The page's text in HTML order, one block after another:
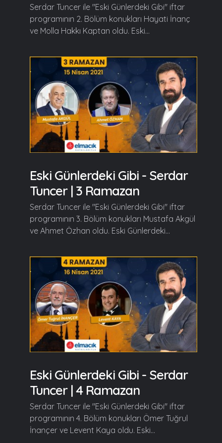
Serdar Tuncer ile "Eski Günlerdeki Gibi" iftar
programının 2. Bölüm konukları Hayati İnanç
ve Molla Hakkı Kaptan oldu. Eski...
Eski Günlerdeki Gibi - Serdar
Tuncer | 3 Ramazan
Serdar Tuncer ile "Eski Günlerdeki Gibi" iftar
programının 3. Bölüm konukları Mustafa Akgül
ve Ahmet Özhan oldu. Eski Günlerdeki...
Eski Günlerdeki Gibi - Serdar
Tuncer | 4 Ramazan
Serdar Tuncer ile "Eski Günlerdeki Gibi" iftar
programının 4. Bölüm konukları Ömer Tuğrul
İnançer ve Levent Kaya oldu. Eski...